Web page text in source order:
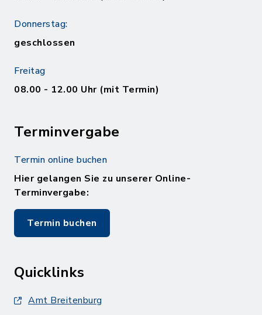
Donnerstag:
geschlossen
Freitag
08.00 - 12.00 Uhr (mit Termin)
Terminvergabe
Termin online buchen
Hier gelangen Sie zu unserer Online-
Terminvergabe:
Termin buchen
Quicklinks
Amt Breitenburg